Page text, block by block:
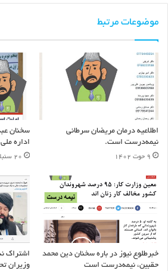
همدا مهال د ازبکستان په
افغانستان د ګاونډيو
وزيرانو غونډې ته د ا. ا. ا. د
محترم مولوي امیر خان
ADhiIuHDkL
Ahmad
اما اینجا آخر کار نبود، تلویزیون طلوع نیز
موضوعات مرتبط
اطلاعیه درمان مریضان سرطانی
نیمه‌درست است.
۹ حوت ۱۴۰۲
سخنان
اداره
۲۰ سنبله ۱۴۰۲
خبرطلوع نیوز در باره سخنان دین محمد
حقبین، نیمه‌درست است
اشتراک
وزیران